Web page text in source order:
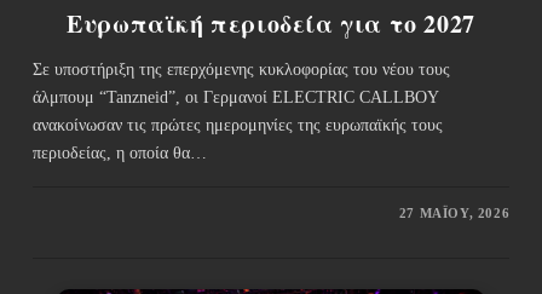
Ευρωπαϊκή περιοδεία για το 2027
Σε υποστήριξη της επερχόμενης κυκλοφορίας του νέου τους
άλμπουμ “Tanzneid”, οι Γερμανοί ELECTRIC CALLBOY
ανακοίνωσαν τις πρώτες ημερομηνίες της ευρωπαϊκής τους
περιοδείας, η οποία θα…
27 ΜΑΪ́ΟΥ, 2026